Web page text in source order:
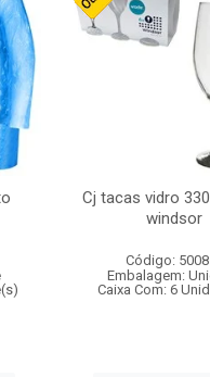
Cj tacas vidro
windsor
Código:
Embalagem:
Caixa Com: 6